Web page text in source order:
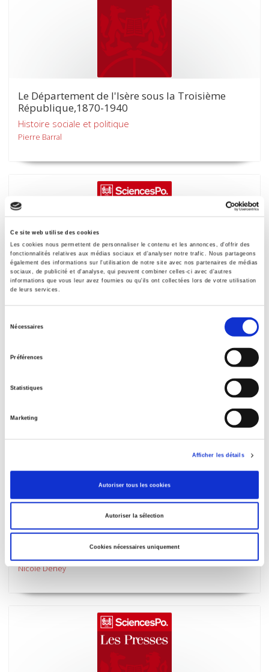
Ce site web utilise des cookies
Les cookies nous permettent de personnaliser le contenu et les annonces, d'offrir des
fonctionnalités relatives aux médias sociaux et d'analyser notre trafic. Nous partageons
également des informations sur l'utilisation de notre site avec nos partenaires de médias
sociaux, de publicité et d'analyse, qui peuvent combiner celles-ci avec d'autres
informations que vous leur avez fournies ou qu'ils ont collectées lors de votre utilisation
de leurs services.
Nécessaires
Préférences
Statistiques
Marketing
Afficher les détails
Autoriser tous les cookies
Autoriser la sélection
Cookies nécessaires uniquement
Le Département de l'Isère sous la Troisième
République,1870-1940
Histoire sociale et politique
Pierre Barral
Janine Capronnier-Spielhagen
Bombe atomique française et opinion publique
internationale
Nicole Deney